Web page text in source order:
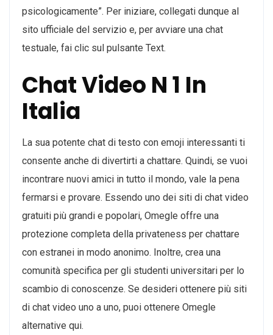
psicologicamente”. Per iniziare, collegati dunque al
sito ufficiale del servizio e, per avviare una chat
testuale, fai clic sul pulsante Text.
Chat Video N 1 In
Italia
La sua potente chat di testo con emoji interessanti ti
consente anche di divertirti a chattare. Quindi, se vuoi
incontrare nuovi amici in tutto il mondo, vale la pena
fermarsi e provare. Essendo uno dei siti di chat video
gratuiti più grandi e popolari, Omegle offre una
protezione completa della privateness per chattare
con estranei in modo anonimo. Inoltre, crea una
comunità specifica per gli studenti universitari per lo
scambio di conoscenze. Se desideri ottenere più siti
di chat video uno a uno, puoi ottenere Omegle
alternative qui.